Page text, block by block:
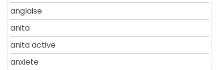
anglaise
anita
anita active
anxiete